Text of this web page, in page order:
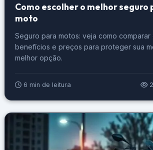
Como escolher o melhor seguro
moto
Seguro para motos: veja como comparar
benefícios e preços para proteger sua
melhor opção.
6 min de leitura